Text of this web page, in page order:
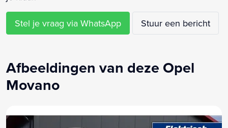
Stel je vraag via WhatsApp Stuur een bericht
Afbeeldingen van deze Opel
Movano